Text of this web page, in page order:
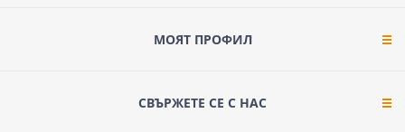
МОЯТ ПРОФИЛ
СВЪРЖЕТЕ СЕ С НАС